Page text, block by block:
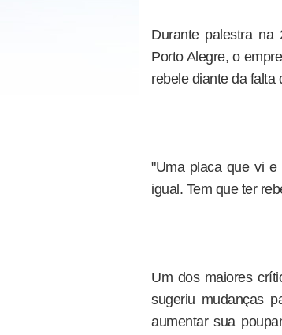
Durante palestra na
Porto Alegre, o
rebele diante da falta
"Uma placa que vi
igual. Tem que ter
Um dos maiores
sugeriu mudanças
aumentar sua